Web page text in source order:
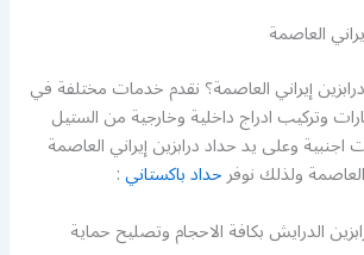
العاصمة
إيراني العاصمة؟ نقدم خدمات مختلفة في
وتركيب ادراج داخلية وخارجية من الستيل
اجنبية وعلى يد حداد درابزين إيراني العاصمة
ولذلك نوفرحداد باكستاني:
الدرايش بكافة الاحجام وتصليح حماية